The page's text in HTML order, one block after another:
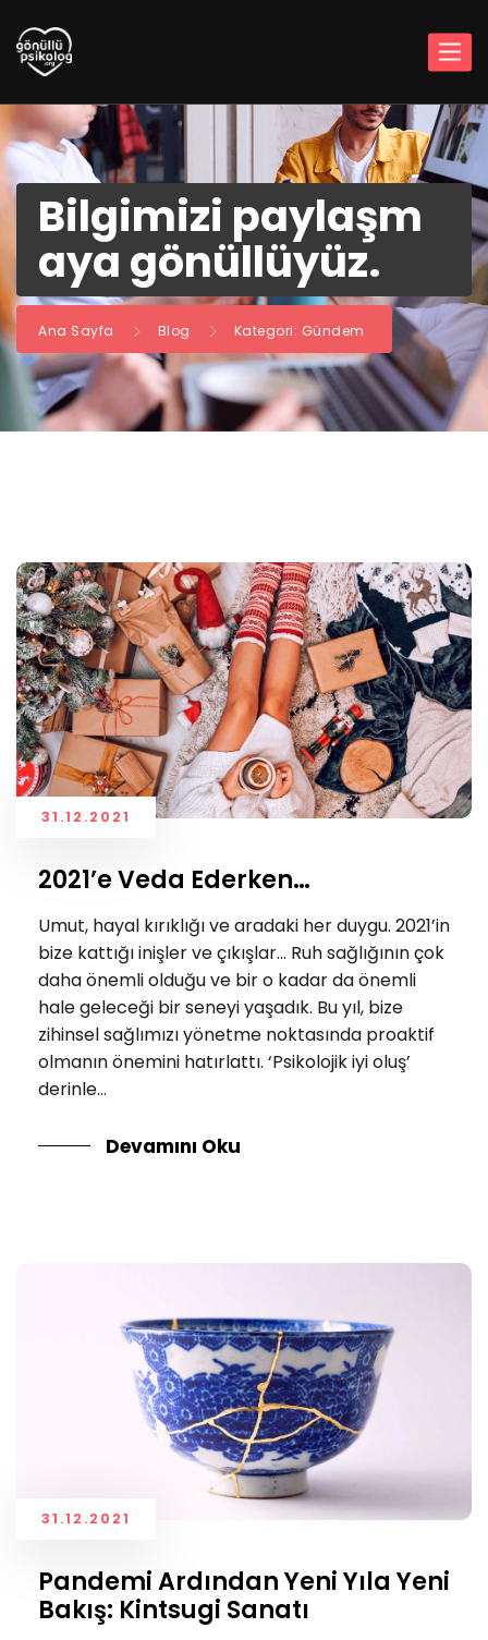
Bilgimizi paylaşm
aya gönüllüyüz.
Ana Sayfa Blog Kategori: Gündem
31.12.2021
2021’e Veda Ederken…
Umut, hayal kırıklığı ve aradaki her duygu. 2021’in
bize kattığı inişler ve çıkışlar… Ruh sağlığının çok
daha önemli olduğu ve bir o kadar da önemli
hale geleceği bir seneyi yaşadık. Bu yıl, bize
zihinsel sağlımızı yönetme noktasında proaktif
olmanın önemini hatırlattı. ‘Psikolojik iyi oluş’
derinle...
Devamını Oku
31.12.2021
Pandemi Ardından Yeni Yıla Yeni
Bakış: Kintsugi Sanatı